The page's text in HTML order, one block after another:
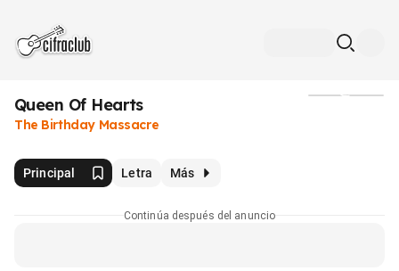
Queen Of Hearts
The Birthday Massacre
Principal Letra Más
Continúa después del anuncio